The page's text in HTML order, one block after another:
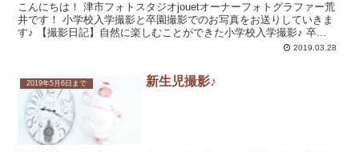
こんにちは！ 津市フォトスタジオjouetオーナーフォトグラファー荒
井です！ 小学校入学撮影と卒園撮影でのお写真をお送りしていきま
す♪ 【撮影日記】自然に楽しむことができた小学校入学撮影♪ 卒...
2019.03.28
2019年5月6日まで 新生児撮影♪